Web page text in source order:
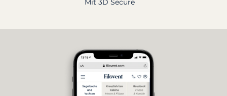
Mit 3D Secure